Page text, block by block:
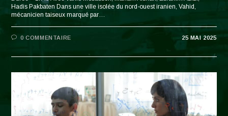
Hadis Pakbaten Dans une ville isolée du nord-ouest iranien, Vahid,
mécanicien taiseux marqué par…
0 COMMENTAIRE 25 MAI 2025